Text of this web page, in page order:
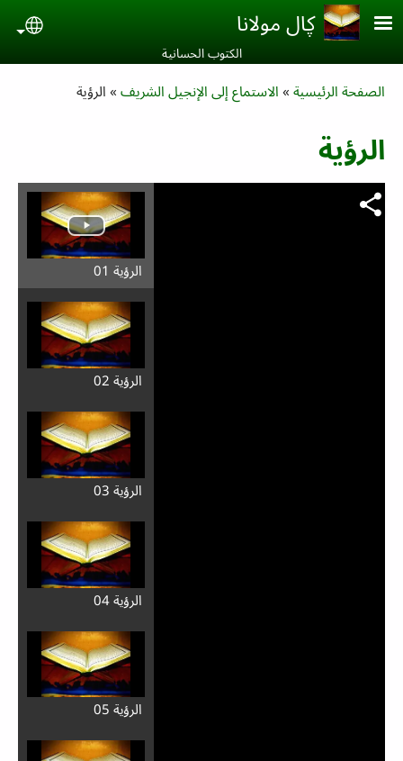
Skip to main content
ڮال مولانا
الكتوب الحسانية‎
Breadcrumb
الصفحة الرئيسية الاستماع إلى الإنجيل الشريف الرؤية
الرؤية
الرؤية 01
الرؤية 02
الرؤية 03
الرؤية 04
الرؤية 05